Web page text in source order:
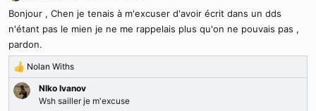
i
o
n
s
:
Bonjour , Chen je tenais à m'excuser d'avoir écrit dans un dds
n'étant pas le mien je ne me rappelais plus qu'on ne pouvais pas ,
pardon.
R
é
a
Nolan Withs
Nlko Ivanov
Wsh sailler je m'excuse